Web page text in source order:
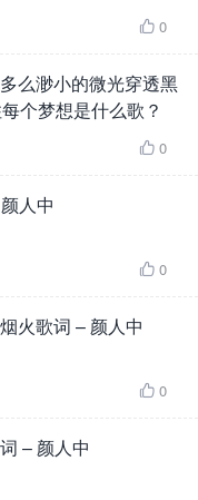
 0
么渺小的微光穿透黑
个梦想是什么歌？
 0
人中
 0
火歌词 – 颜人中
 0
– 颜人中